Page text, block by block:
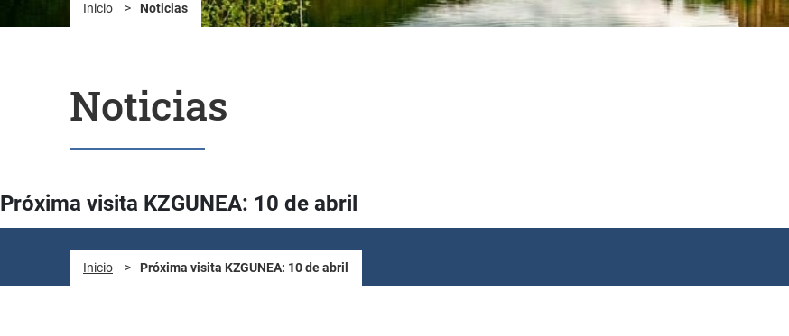
Inicio > Noticias
Noticias
Próxima visita KZGUNEA: 10 de abril
Inicio > Próxima visita KZGUNEA: 10 de abril